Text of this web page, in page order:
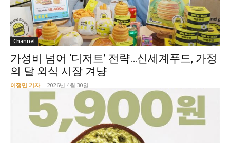
Channel
가성비 넘어 ‘디저트’ 전략…신세계푸드, 가정
의 달 외식 시장 겨냥
이정민 기자 - 2026년 4월 30일